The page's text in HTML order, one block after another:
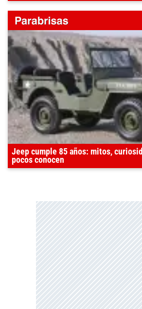
Jeep cumple 85 años: mitos,
pocos conocen